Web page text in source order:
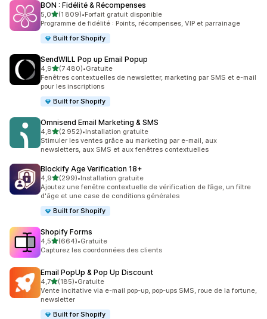
BON : Fidélité & Récompenses
5,0étoile(s) sur 5
(1 809)
1809 avis au total
•Forfait gratuit disponible
Programme de fidélité : Points, récompenses, VIP et parrainage
Built for Shopify
SendWILL Pop up Email Popup
4,9étoile(s) sur 5
(7 480)
7480 avis au total
•Gratuite
Fenêtres contextuelles de newsletter, marketing par SMS et e-mail
pour les inscriptions
Built for Shopify
Omnisend Email Marketing & SMS
4,8étoile(s) sur 5
(2 952)
2952 avis au total
•Installation gratuite
Stimuler les ventes grâce au marketing par e-mail, aux
newsletters, aux SMS et aux fenêtres contextuelles
Blockify Age Verification 18+
4,9étoile(s) sur 5
(299)
299 avis au total
•Installation gratuite
Ajoutez une fenêtre contextuelle de vérification de l’âge, un filtre
d'âge et une case de conditions générales
Built for Shopify
Shopify Forms
4,5étoile(s) sur 5
(664)
664 avis au total
•Gratuite
Capturez les coordonnées des clients
Email PopUp & Pop Up Discount
4,7étoile(s) sur 5
(185)
185 avis au total
•Gratuite
Vente incitative via e-mail pop-up, pop-ups SMS, roue de la fortune,
newsletter
Built for Shopify